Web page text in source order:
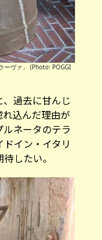
ーヴァ」 (Photo: POGGI
過去に甘んじ
込んだ理由が
ネータのテラ
イン・イタリ
したい。